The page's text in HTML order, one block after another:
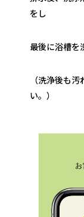
をし
最後に浴槽を
（洗浄後も
い。）